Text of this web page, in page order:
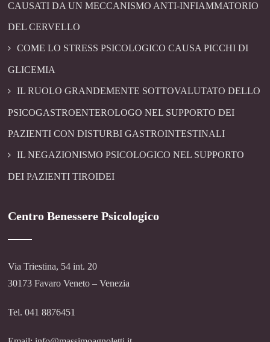
CAUSATI DA UN MECCANISMO ANTI-INFIAMMATORIO
DEL CERVELLO
COME LO STRESS PSICOLOGICO CAUSA PICCHI DI
GLICEMIA
IL RUOLO GRANDEMENTE SOTTOVALUTATO DELLO
PSICOGASTROENTEROLOGO NEL SUPPORTO DEI
PAZIENTI CON DISTURBI GASTROINTESTINALI
IL NEGAZIONISMO PSICOLOGICO NEL SUPPORTO
DEI PAZIENTI TIROIDEI
Centro Benessere Psicologico
Via Triestina, 54 int. 20
30173 Favaro Veneto – Venezia
Tel. 041 8876451